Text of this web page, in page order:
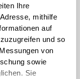
Ihre
mithilfe
auf
und so
von
sowie
Sie